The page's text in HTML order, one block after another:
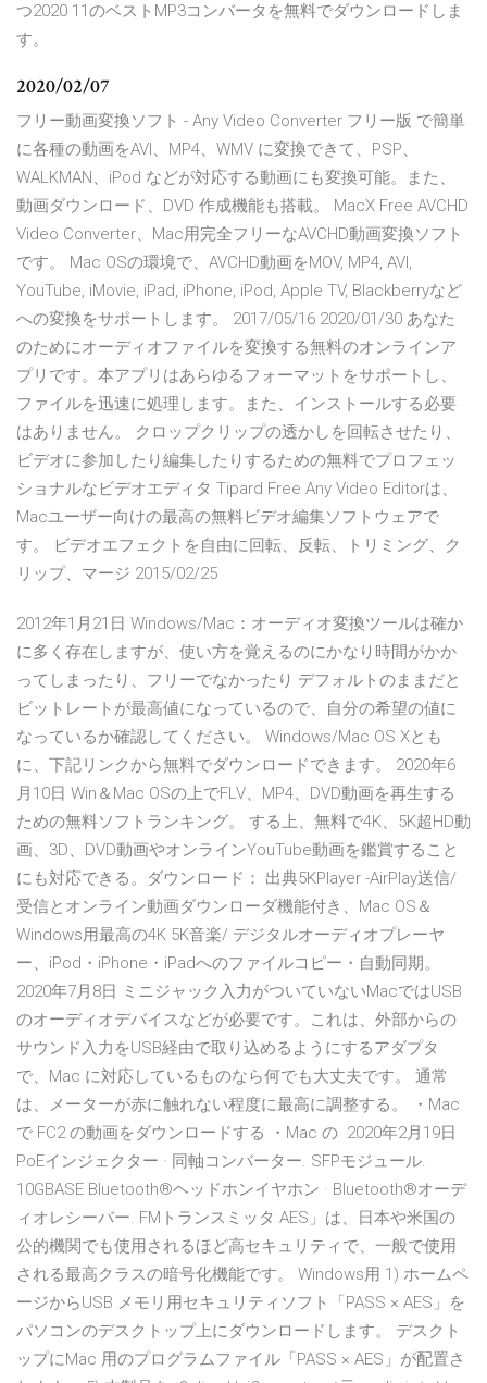
つ2020 11のベストMP3コンバータを無料でダウンロードしま
す。
2020/02/07
フリー動画変換ソフト - Any Video Converter フリー版 で簡単
に各種の動画をAVI、MP4、WMV に変換できて、PSP、
WALKMAN、iPod などが対応する動画にも変換可能。また、
動画ダウンロード、DVD 作成機能も搭載。 MacX Free AVCHD
Video Converter、Mac用完全フリーなAVCHD動画変換ソフト
です。 Mac OSの環境で、AVCHD動画をMOV, MP4, AVI,
YouTube, iMovie, iPad, iPhone, iPod, Apple TV, Blackberryなど
への変換をサポートします。 2017/05/16 2020/01/30 あなた
のためにオーディオファイルを変換する無料のオンラインア
プリです。本アプリはあらゆるフォーマットをサポートし、
ファイルを迅速に処理します。また、インストールする必要
はありません。 クロップクリップの透かしを回転させたり、
ビデオに参加したり編集したりするための無料でプロフェッ
ショナルなビデオエディタ Tipard Free Any Video Editorは、
Macユーザー向けの最高の無料ビデオ編集ソフトウェアで
す。 ビデオエフェクトを自由に回転、反転、トリミング、ク
リップ、マージ 2015/02/25
2012年1月21日 Windows/Mac：オーディオ変換ツールは確か
に多く存在しますが、使い方を覚えるのにかなり時間がかか
ってしまったり、フリーでなかったり デフォルトのままだと
ビットレートが最高値になっているので、自分の希望の値に
なっているか確認してください。 Windows/Mac OS Xとも
に、下記リンクから無料でダウンロードできます。 2020年6
月10日 Win＆Mac OSの上でFLV、MP4、DVD動画を再生する
ための無料ソフトランキング。 する上、無料で4K、5K超HD動
画、3D、DVD動画やオンラインYouTube動画を鑑賞すること
にも対応できる。ダウンロード： 出典5KPlayer -AirPlay送信/
受信とオンライン動画ダウンローダ機能付き、Mac OS＆
Windows用最高の4K 5K音楽/ デジタルオーディオプレーヤ
ー、iPod・iPhone・iPadへのファイルコピー・自動同期。
2020年7月8日 ミニジャック入力がついていないMacではUSB
のオーディオデバイスなどが必要です。これは、外部からの
サウンド入力をUSB経由で取り込めるようにするアダプタ
で、Mac に対応しているものなら何でも大丈夫です。 通常
は、メーターが赤に触れない程度に最高に調整する。 ・Mac
で FC2 の動画をダウンロードする ・Mac の 2020年2月19日
PoEインジェクター · 同軸コンバーター. SFPモジュール.
10GBASE Bluetooth®ヘッドホンイヤホン · Bluetooth®オーデ
ィオレシーバー. FMトランスミッタ AES」は、日本や米国の
公的機関でも使用されるほど高セキュリティで、一般で使用
される最高クラスの暗号化機能です。 Windows用 1) ホームペ
ージからUSB メモリ用セキュリティソフト「PASS × AES」を
パソコンのデスクトップ上にダウンロードします。 デスクト
ップにMac 用のプログラムファイル「PASS × AES」が配置さ